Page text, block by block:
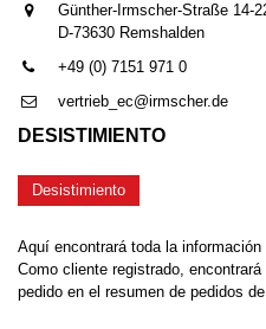
Günther-Irmscher-Straße 14-
D-73630 Remshalden
+49 (0) 7151 971 0
vertrieb_ec@irmscher.de
DESISTIMIENTO
Desistimiento
Aquí encontrará toda la
Como cliente registrado,
pedido en el resumen de pedidos